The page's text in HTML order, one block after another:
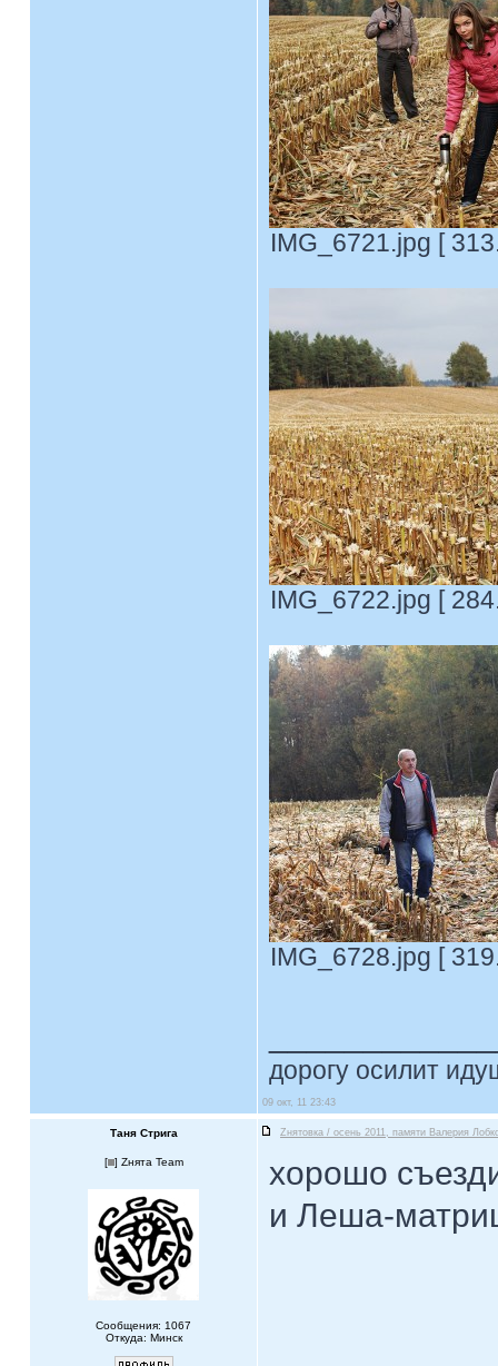
IMG_6721.jpg [
IMG_6722.jpg [
IMG_6728.jpg [
дорогу осилит
09 окт, 11 23:43
Таня Стрига Zнятовка / осень 2011, памяти Валерия
[ ] Zнята Team
Сообщения: 1067
Откуда: Минск
хорошо
и Леша-